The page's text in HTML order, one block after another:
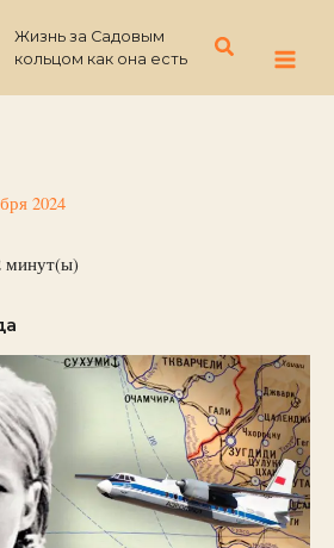
Жизнь за Садовым
кольцом как она есть
Поиск
2024
минут(ы)